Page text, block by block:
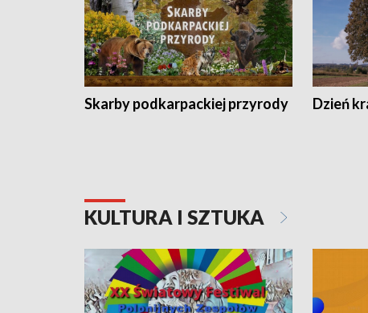
Skarby podkarpackiej przyrody Dzień
KULTURA I SZTUKA